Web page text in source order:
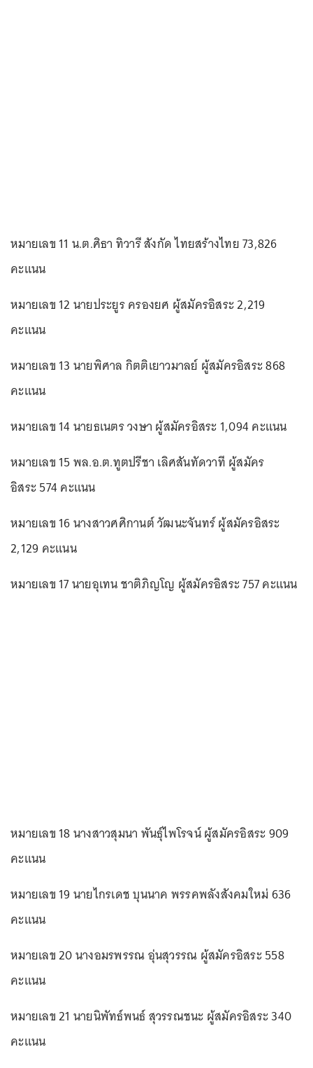
หมายเลข 11 น.ต.ศิธา ทิวารี สังกัด ไทยสร้างไทย 73,826
คะแนน
หมายเลข 12 นายประยูร ครองยศ ผู้สมัครอิสระ 2,219
คะแนน
หมายเลข 13 นายพิศาล กิตติเยาวมาลย์ ผู้สมัครอิสระ 868
คะแนน
หมายเลข 14 นายธเนตร วงษา ผู้สมัครอิสระ 1,094 คะแนน
หมายเลข 15 พล.อ.ต.ทูตปรีชา เลิศสันทัดวาที ผู้สมัคร
อิสระ 574 คะแนน
หมายเลข 16 นางสาวศศิกานต์ วัฒนะจันทร์ ผู้สมัครอิสระ
2,129 คะแนน
หมายเลข 17 นายอุเทน ชาติภิญโญ ผู้สมัครอิสระ 757 คะแนน
หมายเลข 18 นางสาวสุมนา พันธุ์ไพโรจน์ ผู้สมัครอิสระ 909
คะแนน
หมายเลข 19 นายไกรเดช บุนนาค พรรคพลังสังคมใหม่ 636
คะแนน
หมายเลข 20 นางอมรพรรณ อุ่นสุวรรณ ผู้สมัครอิสระ 558
คะแนน
หมายเลข 21 นายนิพัทธ์พนธ์ สุวรรณชนะ ผู้สมัครอิสระ 340
คะแนน